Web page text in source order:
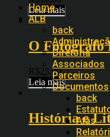
Home
ALB
back
Diretoria
Associados
Parceiros
Documentos
back
Atas
Leia mais
O Fotógrafo
R$25,00
Leia mais
História e